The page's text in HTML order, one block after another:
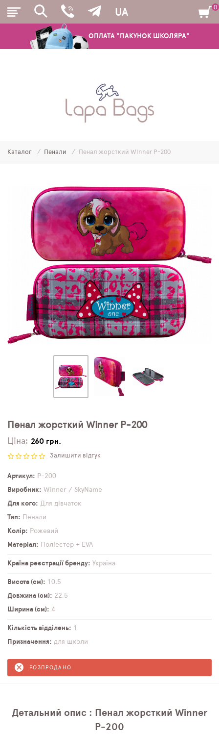
ОПЛАТА "ПАКУНОК ШКОЛЯРА"
UA
ШКІЛЬНІ РЮКЗАКИ ТА РАНЦІ
МОЛОДІЖНІ РЮКЗАКИ
МІШКИ ДЛЯ ВЗУТТЯ
ПЛЯШКИ ДЛЯ ВОДИ
DELUNE
SCHOOL STANDARD
SKYNAME
РОЗПРОДАЖ
0
Каталог Пенали Пенал жорсткий Winner P-200
Пенал жорсткий Winner P-200
Ціна: 260 грн.
Залишити відгук
Артикул
P-200
Виробник
Winner / SkyName
Для кого
Для дівчаток
Тип
Пенали
Колір
Рожевий
Матеріал
Поліестер + EVA
Країна реєстрації бренду Україна
Висота (см)
10,5
Довжина (см)
22,5
Ширина (см)
4
Кількість відділень
1
Призначення
для школи
РОЗПРОДАНО
Детальний опис : Пенал жорсткий Winner
P-200